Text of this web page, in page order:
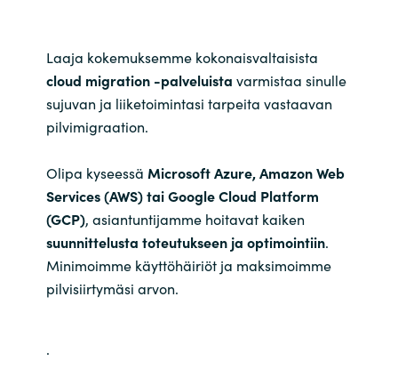
Serbia
Slovenia
Spain
Sri Lanka
Sweden
Laaja kokemuksemme kokonaisvaltaisista
cloud migration -palveluista varmistaa sinulle
sujuvan ja liiketoimintasi tarpeita vastaavan
pilvimigraation.
Olipa kyseessä Microsoft Azure, Amazon Web
Services (AWS) tai Google Cloud Platform
(GCP), asiantuntijamme hoitavat kaiken
suunnittelusta toteutukseen ja optimointiin.
Minimoimme käyttöhäiriöt ja maksimoimme
pilvisiirtymäsi arvon.
.